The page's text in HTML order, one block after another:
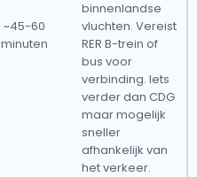
~45-60
minuten
binnenlandse
vluchten. Vereist
RER B-trein of
bus voor
verbinding. Iets
verder dan CDG
maar mogelijk
sneller
afhankelijk van
het verkeer.